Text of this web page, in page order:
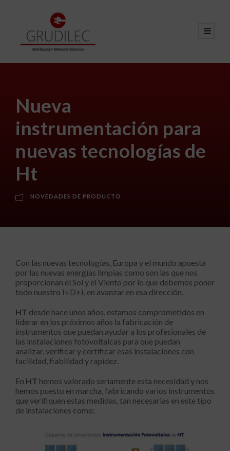
Nueva
instrumentación para
nuevas tecnologías de
Ht
NOVEDADES DE PRODUCTO
Con las nuevas tecnologías, Europa y el mundo apuesta
por las nuevas energías limpias como son las que nos
proporcionan el Sol y el Viento por lo que debemos poner
todo nuestro I+D+I, en avanzar en esa dirección.
HT desde hace unos años, estamos comprometidos en
liderar en los próximos años la fabricación de
instrumentos que puedan ayudar a los profesionales de
las instalaciones fotovoltaicas para que puedan
analizar, verificar y certificar esas instalaciones con
facilidad, fiabilidad y rapidez.
En HT hemos valorado seriamente esta necesidad y nos
hemos puesto en marcha, fabricando varios instrumentos
que verifiquen estas medidas, tan necesarias en este tipo
de instalaciones como: